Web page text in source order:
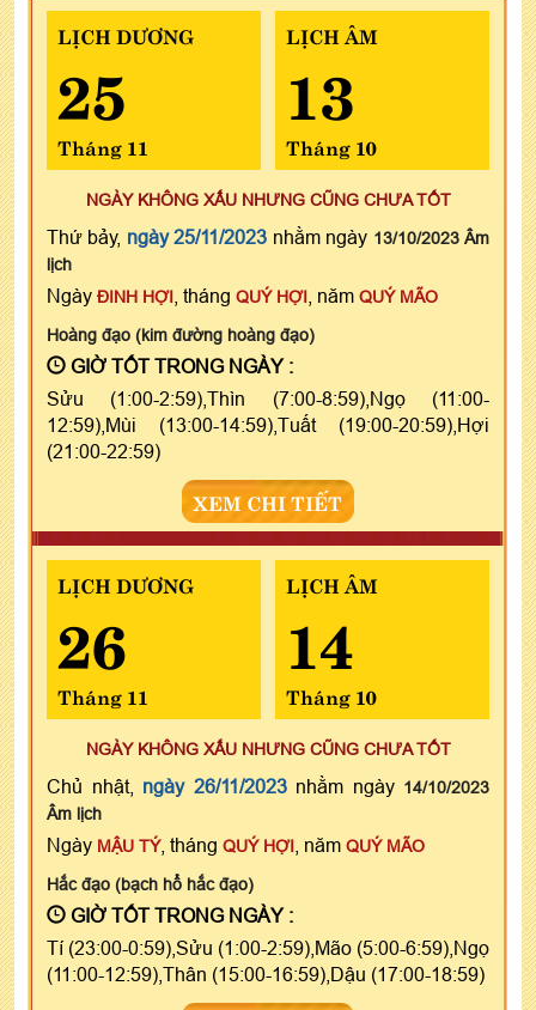
LỊCH DƯƠNG
25
Tháng 11
LỊCH ÂM
13
Tháng 10
NGÀY KHÔNG XẤU NHƯNG CŨNG CHƯA TỐT
Thứ bảy, ngày 25/11/2023 nhằm ngày 13/10/2023 Âm
lịch
Ngày ĐINH HỢI , tháng QUÝ HỢI , năm QUÝ MÃO
Hoàng đạo (kim đường hoàng đạo)
GIỜ TỐT TRONG NGÀY :
Sửu (1:00-2:59),Thìn (7:00-8:59),Ngọ (11:00-
12:59),Mùi (13:00-14:59),Tuất (19:00-20:59),Hợi
(21:00-22:59)
XEM CHI TIẾT
LỊCH DƯƠNG
26
Tháng 11
LỊCH ÂM
14
Tháng 10
NGÀY KHÔNG XẤU NHƯNG CŨNG CHƯA TỐT
Chủ nhật, ngày 26/11/2023nhằm ngày 14/10/2023
Âm lịch
Ngày MẬU TÝ, tháng QUÝ HỢI , năm QUÝ MÃO
Hắc đạo (bạch hổ hắc đạo)
GIỜ TỐT TRONG NGÀY :
Tí (23:00-0:59),Sửu (1:00-2:59),Mão (5:00-6:59),Ngọ
(11:00-12:59),Thân (15:00-16:59),Dậu (17:00-18:59)